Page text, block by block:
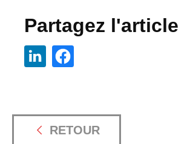
Partagez l'article
RETOUR